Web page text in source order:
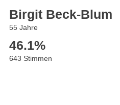
Birgit Beck-Blum
55 Jahre
46.1%
643 Stimmen